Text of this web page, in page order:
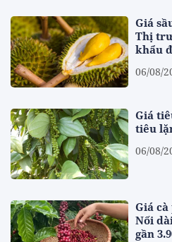
Giá
Thị
khẩu
06/08/
Giá
tiêu
06/08/
Giá cà
Nối
gần